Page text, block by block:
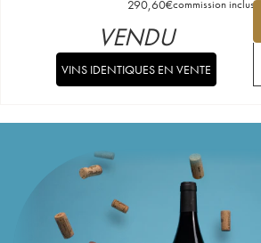
290,60€commission incluse
VENDU
VINS IDENTIQUES EN VENTE